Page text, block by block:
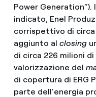
Power Generation”).
indicato, Enel
corrispettivo di circa
aggiunto al closing
di circa 226 milioni
valorizzazione del
di copertura di ERG
parte dell’energia